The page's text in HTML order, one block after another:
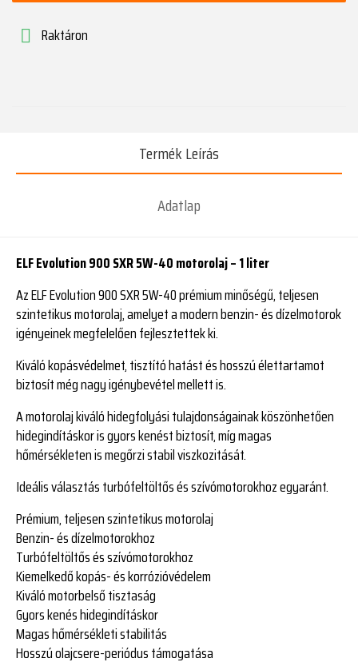
 Raktáron
Termék Leírás
Adatlap
ELF Evolution 900 SXR 5W-40 motorolaj – 1 liter
Az ELF Evolution 900 SXR 5W-40 prémium minőségű, teljesen
szintetikus motorolaj, amelyet a modern benzin- és dízelmotorok
igényeinek megfelelően fejlesztettek ki.
Kiváló kopásvédelmet, tisztító hatást és hosszú élettartamot
biztosít még nagy igénybevétel mellett is.
A motorolaj kiváló hidegfolyási tulajdonságainak köszönhetően
hidegindításkor is gyors kenést biztosít, míg magas
hőmérsékleten is megőrzi stabil viszkozitását.
Ideális választás turbófeltöltős és szívómotorokhoz egyaránt.
Prémium, teljesen szintetikus motorolaj
Benzin- és dízelmotorokhoz
Turbófeltöltős és szívómotorokhoz
Kiemelkedő kopás- és korrózióvédelem
Kiváló motorbelső tisztaság
Gyors kenés hidegindításkor
Magas hőmérsékleti stabilitás
Hosszú olajcsere-periódus támogatása